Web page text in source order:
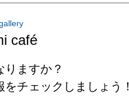
café
りますか？
チェックしましょう！